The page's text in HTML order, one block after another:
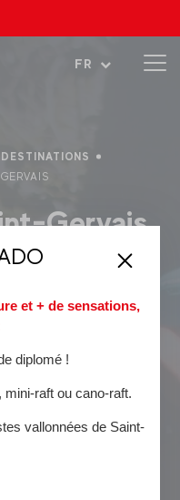
FR
Ouvrir le menu
Gervais
2 Saint-Gervais vous
et + de sensations,
diplomé !
raft ou cano-raft.
vallonnées de Saint-